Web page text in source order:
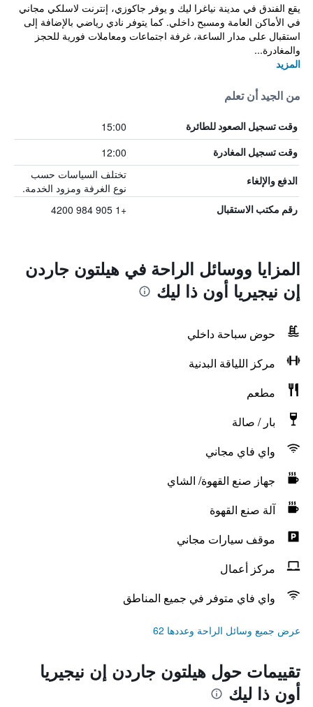
يقع الفندق في مدينة نياغرا ليك و يوفر جاكوزي، إنترنت لاسلكي مجاني
في الأماكن العامة ومسبح داخلي. كما يتوفر نادي رياضي بالإضافة إلى
استقبال على مدار الساعة، غرفة اجتماعات ومعاملات فورية للحجز
والمغادرة...
المزيد
من الجيد أن تعلم
وقت تسجيل الصعود للطائرة 15:00
وقت تسجيل المغادرة 12:00
الدفع والإلغاء
تختلف السياسات حسب
نوع الغرفة ومزود الخدمة.
رقم مكتب الاستقبال +1 905 984 4200
المزايا ووسائل الراحة في هيلتون جاردن
إن نيجيريا أون ذا ليك
حوض سباحة داخلي
مركز اللياقة البدنية
مطعم
بار / صالة
واي فاي مجاني
جهاز صنع القهوة/ الشاي
آلة صنع القهوة
موقف سيارات مجاني
مركز أعمال
واي فاي متوفر في جميع المناطق
عرض جميع وسائل الراحة وعددها 62
تقييمات حول هيلتون جاردن إن نيجيريا
أون ذا ليك